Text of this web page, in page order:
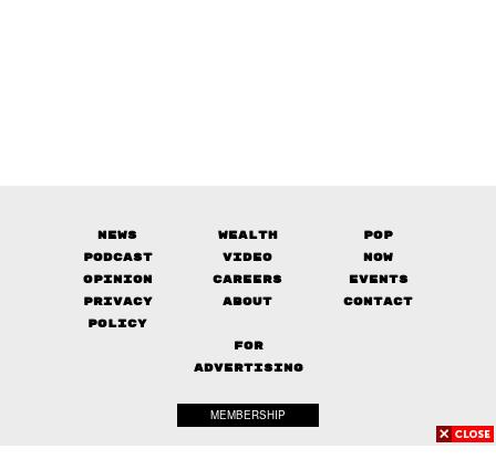
News Wealth
Pop
Podcast
Video
Now
Opinion
Careers
Events
Privacy
Policy
About Contact
FOR
ADVERTISING
MEMBERSHIP